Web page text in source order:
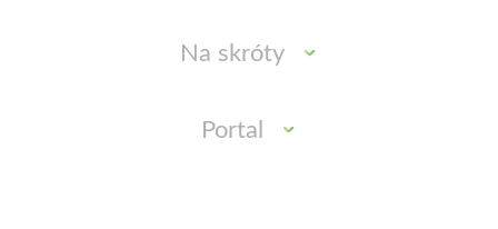
Na skróty
Portal